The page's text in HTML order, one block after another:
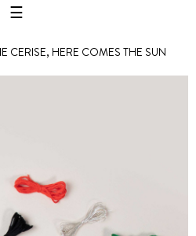
Basculer
navigation
☰
CERISE, HERE COMES THE SUN